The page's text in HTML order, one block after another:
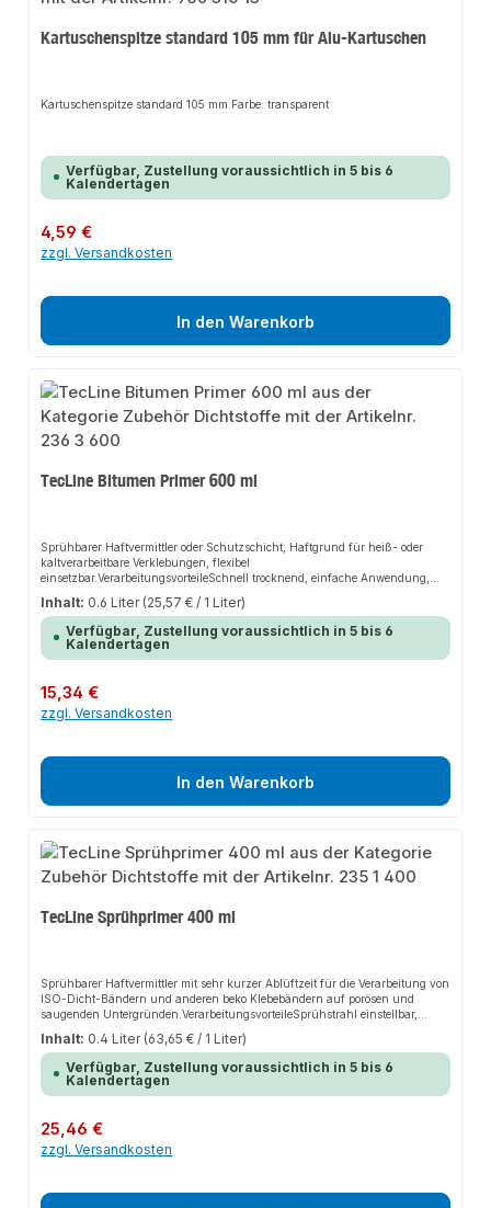
Kartuschenspitze standard 105 mm für Alu-Kartuschen
Kartuschenspitze standard 105 mm.Farbe: transparent
Verfügbar, Zustellung voraussichtlich in 5 bis 6
Kalendertagen
Regulärer Preis:
4,59 €
zzgl. Versandkosten
In den Warenkorb
TecLine Bitumen Primer 600 ml
Sprühbarer Haftvermittler oder Schutzschicht, Haftgrund für heiß- oder
kaltverarbeitbare Verklebungen, flexibel
einsetzbar.VerarbeitungsvorteileSchnell trocknend, einfache Anwendung,
schnelle Verarbeitung, gezieltes Auftragen, ermöglicht schnelles
Weiterarbeiten.AnwendungsbereicheStellt auf schwierigen sowie auf porösen
Untergründen eine sehr gute Haftfläche her, für das Verlegen von
Bitumenbahnen, anwendbar auf Metall, Beton, Stein, Holz und
Bitumenbahnen, Anschlussbereiche aller Art, ideal für Übergänge von Metall
auf Metall, Beton, Stein und Holz.
Inhalt: 0.6 Liter (25,57 € / 1 Liter)
Verfügbar, Zustellung voraussichtlich in 5 bis 6
Kalendertagen
Regulärer Preis:
15,34 €
zzgl. Versandkosten
In den Warenkorb
TecLine Sprühprimer 400 ml
Sprühbarer Haftvermittler mit sehr kurzer Ablüftzeit für die Verarbeitung von
ISO-Dicht-Bändern und anderen beko Klebebändern auf porösen und
saugenden Untergründen.VerarbeitungsvorteileSprühstrahl einstellbar,
gezieltes Aufbringen, für alle Klebebänder geeignet, schnelle
Anfangshaftung, feuchtigkeitsbeständig,
geruchsarm.AnwendungsbereichePrimern von PUR, XPS, PIR, Mineralwolle,
Polyurethan- und Faserstoffisolierung, Schaumstoff (EPS), Beton, Holz,
OSB-, Span- und MDF-Platten.
Inhalt: 0.4 Liter (63,65 € / 1 Liter)
Verfügbar, Zustellung voraussichtlich in 5 bis 6
Kalendertagen
Regulärer Preis:
25,46 €
zzgl. Versandkosten